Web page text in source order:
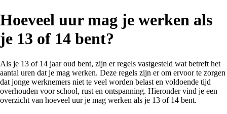
Hoeveel uur mag je werken als
je 13 of 14 bent?
Als je 13 of 14 jaar oud bent, zijn er regels vastgesteld wat betreft het
aantal uren dat je mag werken. Deze regels zijn er om ervoor te zorgen
dat jonge werknemers niet te veel worden belast en voldoende tijd
overhouden voor school, rust en ontspanning. Hieronder vind je een
overzicht van hoeveel uur je mag werken als je 13 of 14 bent.